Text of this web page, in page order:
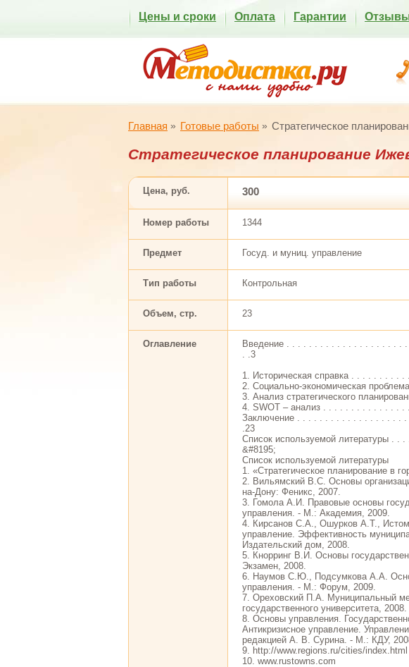
Цены и сроки Оплата Гарантии
Главная Готовые работы Стратегическое
Стратегическое планирование
Цена, руб. 300
Номер работы 1344
Предмет Госуд. и муниц. управление
Тип работы Контрольная
Объем, стр. 23
Оглавление
Введение . . . . . . . . . . . . . . . . . . . .
. .3
1. Историческая справка . . . . . . . .
2. Социально-экономическая
3. Анализ стратегического
4. SWOT – анализ . . . . . . . . . . . . . .
Заключение . . . . . . . . . . . . . . . . . . .
.23
Список используемой литературы .
&#8195;
Список используемой литературы
1. «Стратегическое планирование в
2. Вильямский В.С. Основы
на-Дону: Феникс, 2007.
3. Гомола А.И. Правовые основы
управления. - М.: Академия, 2009.
4. Кирсанов С.А., Ошурков А.Т.,
управление. Эффективность
Издательский дом, 2008.
5. Кнорринг В.И. Основы
Экзамен, 2008.
6. Наумов С.Ю., Подсумкова А.А.
управления. - М.: Форум, 2009.
7. Ореховский П.А. Муниципальный
государственного университета, 2008.
8. Основы управления.
Антикризисное управление.
редакцией А. В. Сурина. - М.: КДУ,
9. http://www.regions.ru/cities/index.html
10. www.rustowns.com